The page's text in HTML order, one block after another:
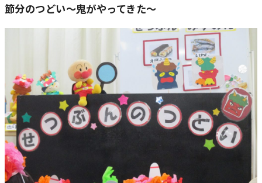
節分のつどい～鬼がやってきた～